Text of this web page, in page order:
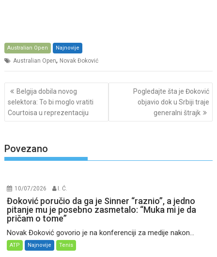
Australian Open Najnovije
Australian Open, Novak Đoković
Post
navigation
Belgija dobila novog
selektora: To bi moglo vratiti
Courtoisa u reprezentaciju
Pogledajte šta je Đoković
objavio dok u Srbiji traje
generalni štrajk
Povezano
10/07/2026 I. Ć.
Đoković poručio da ga je Sinner “raznio”, a jedno
pitanje mu je posebno zasmetalo: “Muka mi je da
pričam o tome”
Novak Đoković govorio je na konferenciji za medije nakon...
ATP Najnovije Tenis